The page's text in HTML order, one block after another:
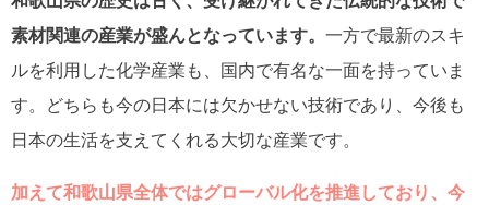
素材関連の産業が盛んとなっています。 一方で最新のスキ
ルを利用した化学産業も、国内で有名な一面を持っていま
す。どちらも今の日本には欠かせない技術であり、今後も
日本の生活を支えてくれる大切な産業です。
加えて和歌山県全体ではグローバル化を推進しており、今